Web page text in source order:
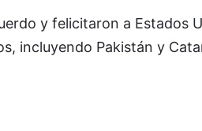
y felicitaron a Estados
incluyendo Pakistán y